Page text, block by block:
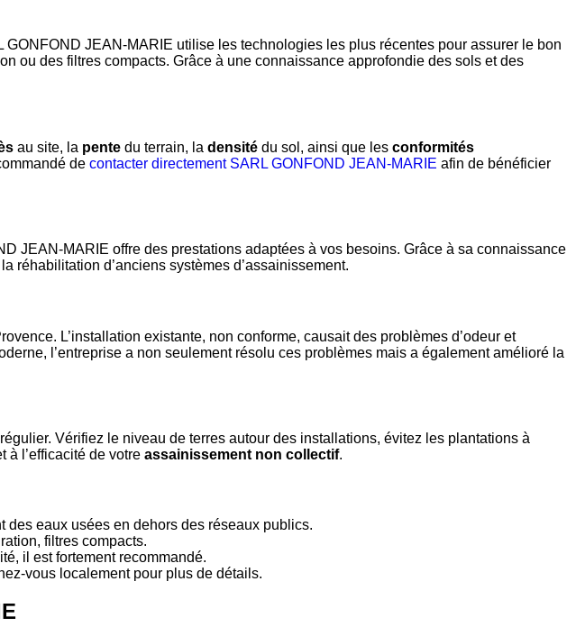
JEAN-MARIE utilise les technologies les plus récentes pour assurer le bon
ou des filtres compacts. Grâce à une connaissance approfondie des sols et des
au site, la pente du terrain, la densité du sol, ainsi que les conformités
de contacter directement SARL GONFOND JEAN-MARIE afin de bénéficier
JEAN-MARIE offre des prestations adaptées à vos besoins. Grâce à sa connaissance
réhabilitation d’anciens systèmes d’assainissement.
L’installation existante, non conforme, causait des problèmes d’odeur et
l’entreprise a non seulement résolu ces problèmes mais a également amélioré la
Vérifiez le niveau de terres autour des installations, évitez les plantations à
à l’efficacité de votre assainissement non collectif.
des eaux usées en dehors des réseaux publics.
filtres compacts.
il est fortement recommandé.
vous localement pour plus de détails.